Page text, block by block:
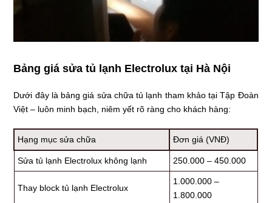
Bảng giá sửa tủ lạnh Electrolux tại Hà Nội
Dưới đây là bảng giá sửa chữa tủ lạnh tham khảo tại Tập Đoàn
Việt – luôn minh bạch, niêm yết rõ ràng cho khách hàng:
Hạng mục sửa chữa Đơn giá (VNĐ)
Sửa tủ lạnh Electrolux không lạnh 250.000 – 450.000
Thay block tủ lạnh Electrolux
1.000.000 –
1.800.000